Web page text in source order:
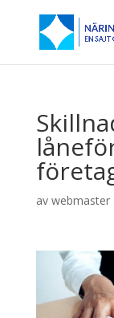
av webmaster